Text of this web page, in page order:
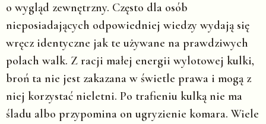
o wygląd zewnętrzny. Często dla osób
nieposiadających odpowiedniej wiedzy wydają się
wręcz identyczne jak te używane na prawdziwych
polach walk. Z racji małej energii wylotowej kulki,
broń ta nie jest zakazana w świetle prawa i mogą z
niej korzystać nieletni. Po trafieniu kulką nie ma
śladu albo przypomina on ugryzienie komara. Wiele